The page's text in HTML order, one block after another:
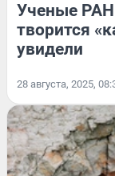
Ученые РАН
творится
увидели
28 августа, 2025,